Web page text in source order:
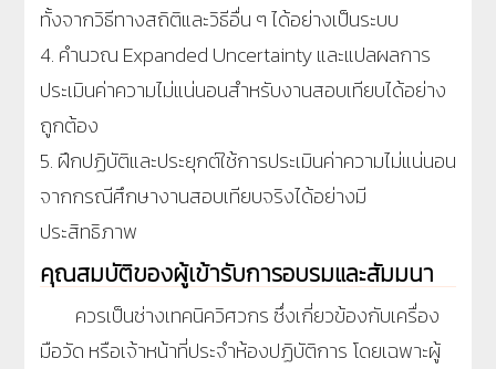
ทั้งจากวิธีทางสถิติและวิธีอื่น ๆ ได้อย่างเป็นระบบ
4. คำนวณ Expanded Uncertainty และแปลผลการ
ประเมินค่าความไม่แน่นอนสำหรับงานสอบเทียบได้อย่าง
ถูกต้อง
5. ฝึกปฏิบัติและประยุกต์ใช้การประเมินค่าความไม่แน่นอน
จากกรณีศึกษางานสอบเทียบจริงได้อย่างมี
ประสิทธิภาพ
คุณสมบัติของผู้เข้ารับการอบรมและสัมมนา
ควรเป็นช่างเทคนิควิศวกร ซึ่งเกี่ยวข้องกับเครื่อง
มือวัด หรือเจ้าหน้าที่ประจำห้องปฏิบัติการ โดยเฉพาะผู้